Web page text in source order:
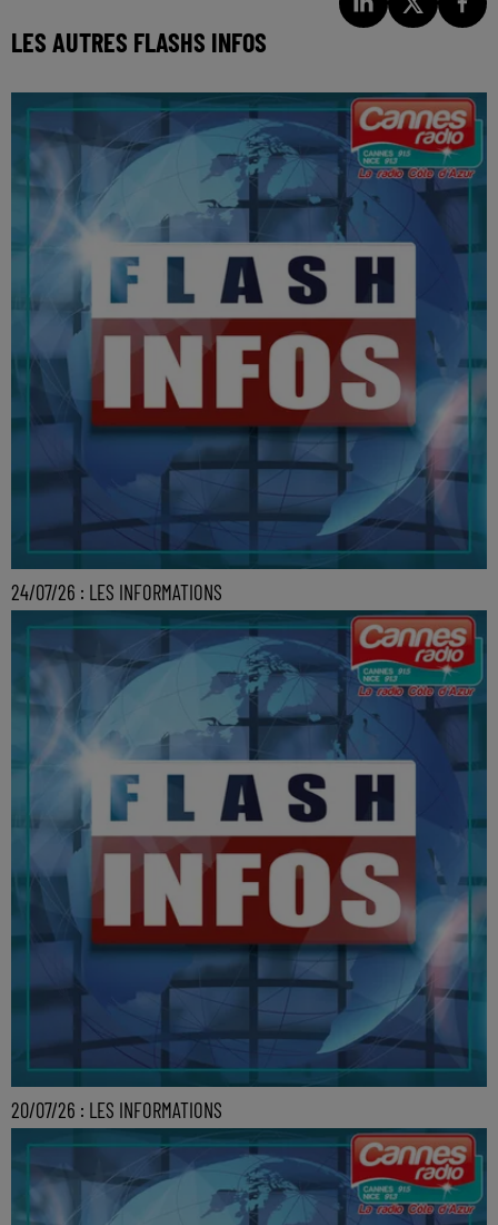
LES AUTRES FLASHS INFOS
24/07/26 : LES INFORMATIONS
20/07/26 : LES INFORMATIONS